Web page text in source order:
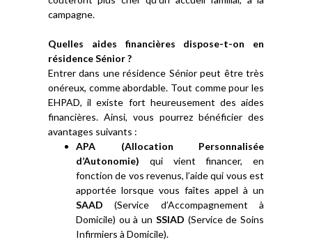
campagne.
Quelles aides financières dispose-t-on en
résidence Sénior ?
Entrer dans une résidence Sénior peut être très
onéreux, comme abordable. Tout comme pour les
EHPAD, il existe fort heureusement des aides
financières. Ainsi, vous pourrez bénéficier des
avantages suivants :
APA (Allocation Personnalisée
d’Autonomie) qui vient financer, en
fonction de vos revenus, l’aide qui vous est
apportée lorsque vous faîtes appel à un
SAAD (Service d’Accompagnement à
Domicile) ou à un SSIAD (Service de Soins
Infirmiers à Domicile).